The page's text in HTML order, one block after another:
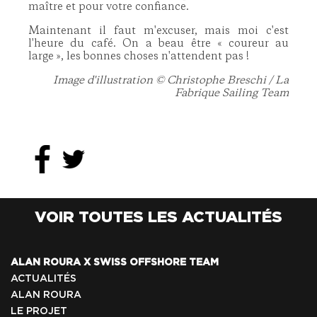
maître et pour votre confiance.
Maintenant il faut m'excuser, mais moi c'est
l'heure du café. On a beau être « coureur au
large », les bonnes choses n'attendent pas !
Image d'illustration © Christophe Breschi / La
Fabrique Sailing Team
VOIR TOUTES LES ACTUALITÉS
ALAN ROURA X SWISS OFFSHORE TEAM
ACTUALITÉS
ALAN ROURA
LE PROJET